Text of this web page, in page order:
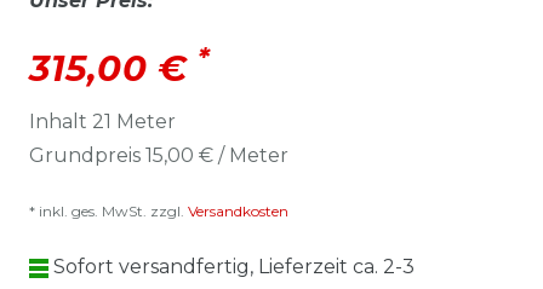
315,00 € *
Inhalt 21 Meter
Grundpreis 15,00 € / Meter
* inkl. ges. MwSt. zzgl. Versandkosten
Sofort versandfertig, Lieferzeit ca. 2-3